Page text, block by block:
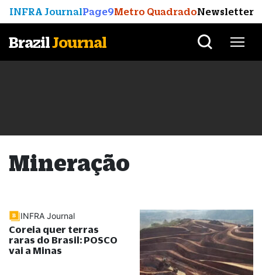
INFRA JournalPage9Metro QuadradoNewsletter
BrazilJournal
Mineração
INFRA Journal
Coreia quer terras
raras do Brasil: POSCO
vai a Minas